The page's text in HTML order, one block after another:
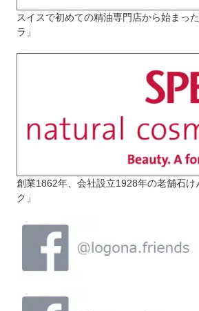
スイスで初めての精油専門店から始まっ
ラ」
創業1862年、会社設立1928年の老舗石け
ク」